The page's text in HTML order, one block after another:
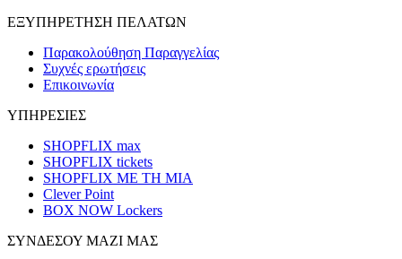
ΕΞΥΠΗΡΕΤΗΣΗ ΠΕΛΑΤΩΝ
Παρακολούθηση Παραγγελίας
Συχνές ερωτήσεις
Επικοινωνία
ΥΠΗΡΕΣΙΕΣ
SHOPFLIX max
SHOPFLIX tickets
SHOPFLIX ΜΕ ΤΗ ΜΙΑ
Clever Point
BOX NOW Lockers
ΣΥΝΔΕΣΟΥ ΜΑΖΙ ΜΑΣ